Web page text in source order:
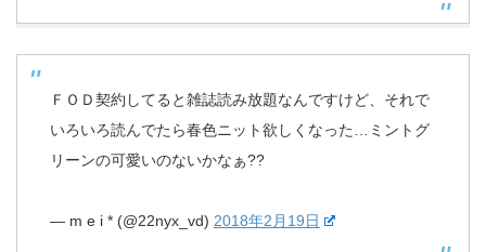
ＦＯＤ契約してると雑誌読み放題なんですけど、それで
いろいろ読んでたら春色ニット欲しくなった…ミントグ
リーンの可愛いのないかなぁ??
— m e i * (@22nyx_vd) 2018年2月19日